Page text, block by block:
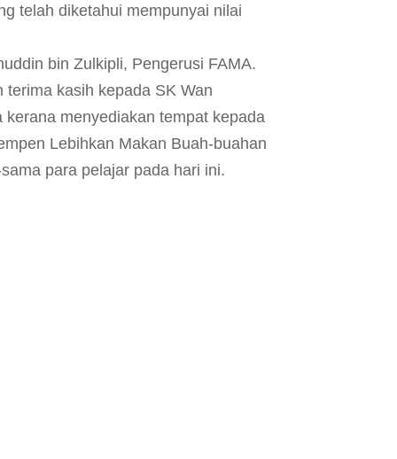
telah diketahui mempunyai nilai
bin Zulkipli, Pengerusi FAMA.
terima kasih kepada SK Wan
menyediakan tempat kepada
Lebihkan Makan Buah-buahan
para pelajar pada hari ini.